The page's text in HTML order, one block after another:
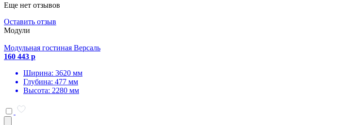
Еще нет отзывов
Оставить отзыв
Модули
Модульная гостиная Версаль
160 443 р
Ширина: 3620 мм
Глубина: 477 мм
Высота: 2280 мм